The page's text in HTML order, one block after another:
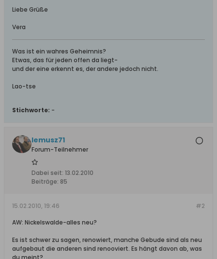
Liebe Grüße
Vera
Was ist ein wahres Geheimnis?
Etwas, das für jeden offen da liegt-
und der eine erkennt es, der andere jedoch nicht.
Lao-tse
Stichworte: -
lemusz71
Forum-Teilnehmer
Dabei seit: 13.02.2010
Beiträge: 85
#2
15.02.2010, 19:46
AW: Nickelswalde-alles neu?
Es ist schwer zu sagen, renowiert, manche Gebude sind als neu
aufgebaut die anderen sind renooviert. Es hängt davon ab, was
du meint?